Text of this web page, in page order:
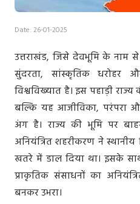
Date: 26-01-2025
उत्तराखंड, जिसे देवभूमि के नाम
सुंदरता, सांस्कृतिक
विश्वविख्यात है। इस पहाड़ी
बल्कि यह आजीविका, परंपरा
अंग है। राज्य की भूमि पर
अनियंत्रित शहरीकरण ने
खतरे में डाल दिया था। इसके
प्राकृतिक संसाधनों का
बनकर उभरा।